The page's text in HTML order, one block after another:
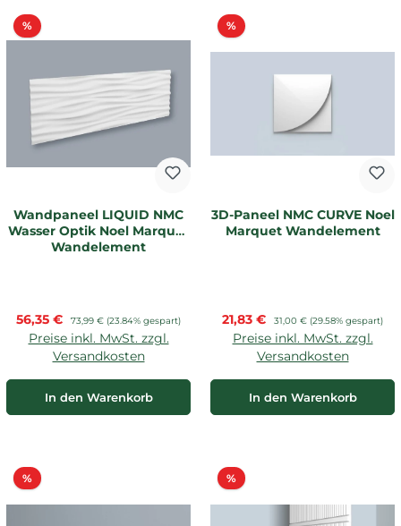
%Rabatt
Wandpaneel LIQUID NMC
Wasser Optik Noel Marquet
Wandelement
Verkaufspreis:
56,35 € Regulärer Preis:
73,99 € (23.84% gespart)
Preise inkl. MwSt. zzgl.
Versandkosten
In den Warenkorb
%Rabatt
3D-Paneel NMC CURVE Noel
Marquet Wandelement
Verkaufspreis:
21,83 € Regulärer Preis:
31,00 € (29.58% gespart)
Preise inkl. MwSt. zzgl.
Versandkosten
In den Warenkorb
%Rabatt %Rabatt